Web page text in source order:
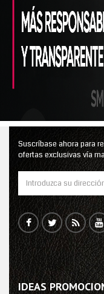
Suscríbase ahora para
ofertas exclusivas vía
IDEAS